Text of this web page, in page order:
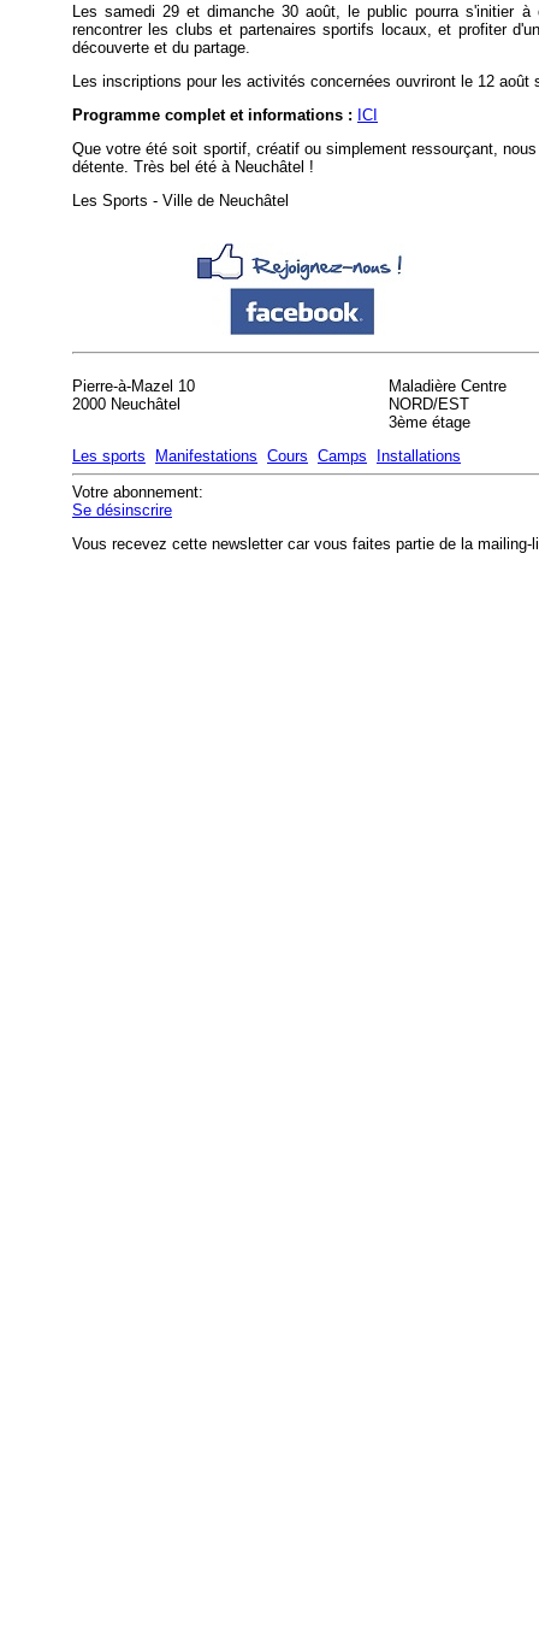
Les samedi 29 et dimanche 30 août, le public pourra s'initier
rencontrer les clubs et partenaires sportifs locaux, et profiter
découverte et du partage.
Les inscriptions pour les activités concernées ouvriront le 12 août
Programme complet et informations : ICI
Que votre été soit sportif, créatif ou simplement ressourçant,
détente. Très bel été à Neuchâtel !
Les Sports - Ville de Neuchâtel
Pierre-à-Mazel 10
2000 Neuchâtel
Maladière Centre
NORD/EST
3ème étage
Les sports
Manifestations Cours Camps
Installations
Votre abonnement:
Se désinscrire
Vous recevez cette newsletter car vous faites partie de la